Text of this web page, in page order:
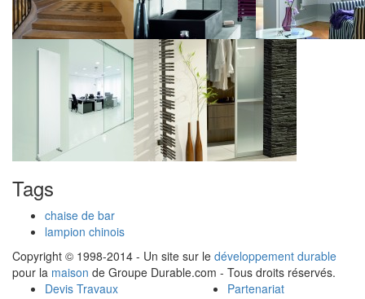
Tags
chaise de bar
lampion chinois
Copyright © 1998-2014 - Un site sur le développement durable
pour la maison de Groupe Durable.com - Tous droits réservés.
Devis Travaux
Partenariat